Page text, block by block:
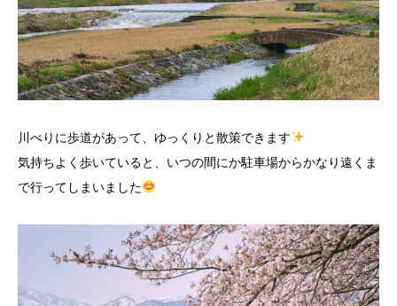
川べりに歩道があって、ゆっくりと散策できます
気持ちよく歩いていると、いつの間にか駐車場からかなり遠くま
で行ってしまいました